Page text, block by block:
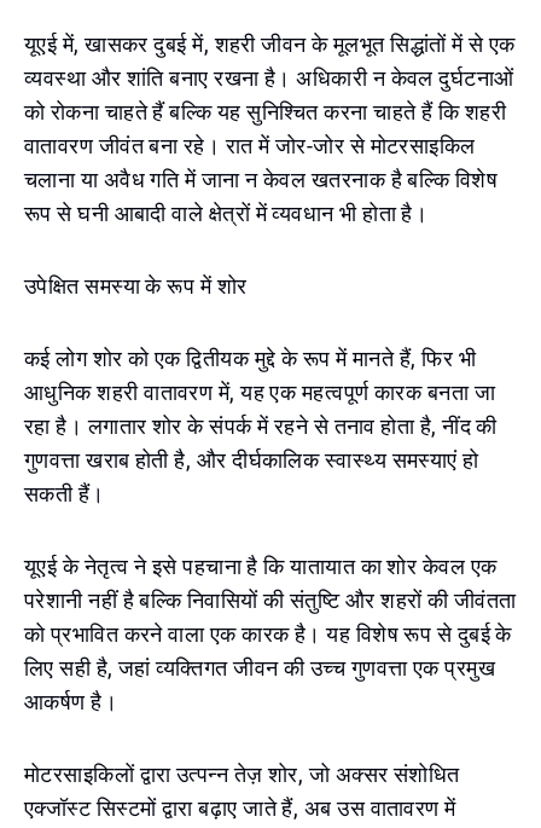
यूएई में, खासकर दुबई में, शहरी जीवन के मूलभूत सिद्धांतों में से एक
व्यवस्था और शांति बनाए रखना है। अधिकारी न केवल दुर्घटनाओं
को रोकना चाहते हैं बल्कि यह सुनिश्चित करना चाहते हैं कि शहरी
वातावरण जीवंत बना रहे। रात में जोर-जोर से मोटरसाइकिल
चलाना या अवैध गति में जाना न केवल खतरनाक है बल्कि विशेष
रूप से घनी आबादी वाले क्षेत्रों में व्यवधान भी होता है।
उपेक्षित समस्या के रूप में शोर
कई लोग शोर को एक द्वितीयक मुद्दे के रूप में मानते हैं, फिर भी
आधुनिक शहरी वातावरण में, यह एक महत्वपूर्ण कारक बनता जा
रहा है। लगातार शोर के संपर्क में रहने से तनाव होता है, नींद की
गुणवत्ता खराब होती है, और दीर्घकालिक स्वास्थ्य समस्याएं हो
सकती हैं।
यूएई के नेतृत्व ने इसे पहचाना है कि यातायात का शोर केवल एक
परेशानी नहीं है बल्कि निवासियों की संतुष्टि और शहरों की जीवंतता
को प्रभावित करने वाला एक कारक है। यह विशेष रूप से दुबई के
लिए सही है, जहां व्यक्तिगत जीवन की उच्च गुणवत्ता एक प्रमुख
आकर्षण है।
मोटरसाइकिलों द्वारा उत्पन्न तेज़ शोर, जो अक्सर संशोधित
एक्जॉस्ट सिस्टमों द्वारा बढ़ाए जाते हैं, अब उस वातावरण में